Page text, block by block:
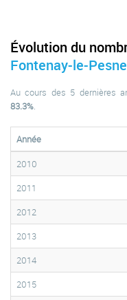
Évolution du
Fontenay-le-
Au cours des 5 dernières
83.3%.
Année
2010
2011
2012
2013
2014
2015